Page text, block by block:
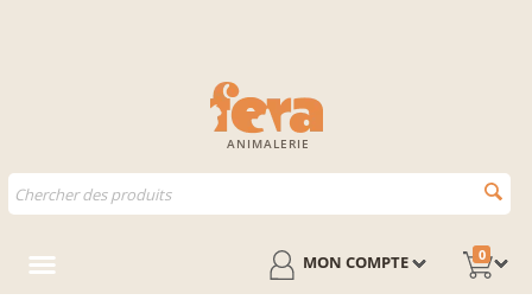
ANIMALERIE
0
MON COMPTE